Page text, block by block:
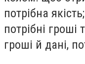
потрібна
потрібні
гроші й дані,